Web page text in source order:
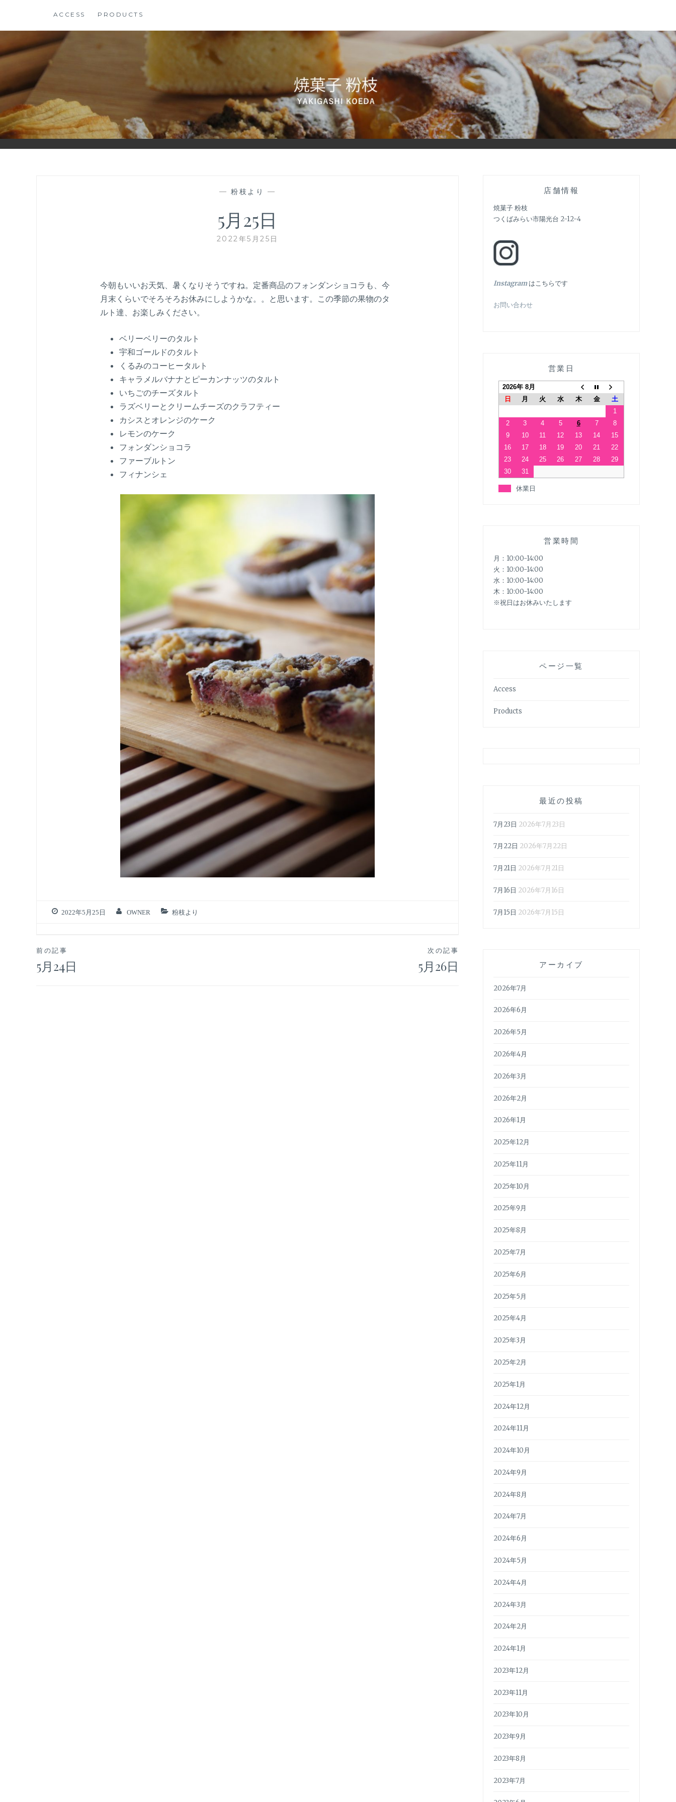
テ
ン
ツ
ス
キ
ッ
プ
ACCESS PRODUCTS
— 粉枝より —
5月25日
2022年5月25日
今朝もいいお天気、暑くなりそうですね。定番商品のフォンダンショコラも、今
月末くらいでそろそろお休みにしようかな。。と思います。この季節の果物のタ
ルト達、お楽しみください。
ベリーベリーのタルト
宇和ゴールドのタルト
くるみのコーヒータルト
キャラメルバナナとピーカンナッツのタルト
いちごのチーズタルト
ラズベリーとクリームチーズのクラフティー
カシスとオレンジのケーク
レモンのケーク
フォンダンショコラ
ファーブルトン
フィナンシェ
2022年5月25日 OWNER 粉枝より
投
稿
前の記事
5月24日
次の記事
5月26日
店舗情報
焼菓子 粉枝
つくばみらい市陽光台 2-12-4
Instagramはこちらです
お問い合わせ
営業日
2026年 8月
日
月 火 水 木 金
土
1
2
3 4 5 6 7
8
9
10 11 12 13 14
15
16
17 18 19 20 21
22
23
24 25 26 27 28
29
30
31
休業日
営業時間
月：10:00-14:00
火：10:00-14:00
水：10:00-14:00
木：10:00-14:00
※祝日はお休みいたします
ページ一覧
Access
Products
最近の投稿
7月23日 2026年7月23日
7月22日 2026年7月22日
7月21日 2026年7月21日
7月16日 2026年7月16日
7月15日 2026年7月15日
アーカイブ
2026年7月
2026年6月
2026年5月
2026年4月
2026年3月
2026年2月
2026年1月
2025年12月
2025年11月
2025年10月
2025年9月
2025年8月
2025年7月
2025年6月
2025年5月
2025年4月
2025年3月
2025年2月
2025年1月
2024年12月
2024年11月
2024年10月
2024年9月
2024年8月
2024年7月
2024年6月
2024年5月
2024年4月
2024年3月
2024年2月
2024年1月
2023年12月
2023年11月
2023年10月
2023年9月
2023年8月
2023年7月